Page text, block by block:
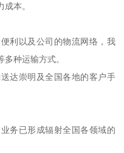
本。
利以及公司的物流网络，我
种运输方式。
达崇明及全国各地的客户手
务已形成辐射全国各领域的